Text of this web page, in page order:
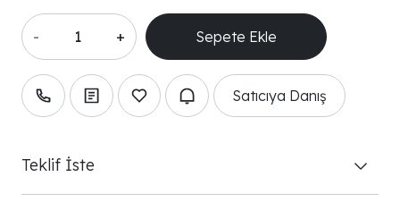
- +
Satıcıya Danış
Teklif İste